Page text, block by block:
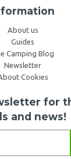
About us
Guides
Camping Blog
Newsletter
Cookies
for
and news!